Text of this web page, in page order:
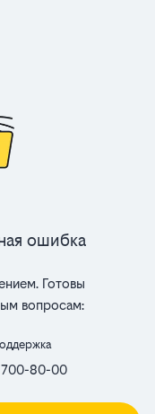
ошибка
Готовы
вопросам:
80-00